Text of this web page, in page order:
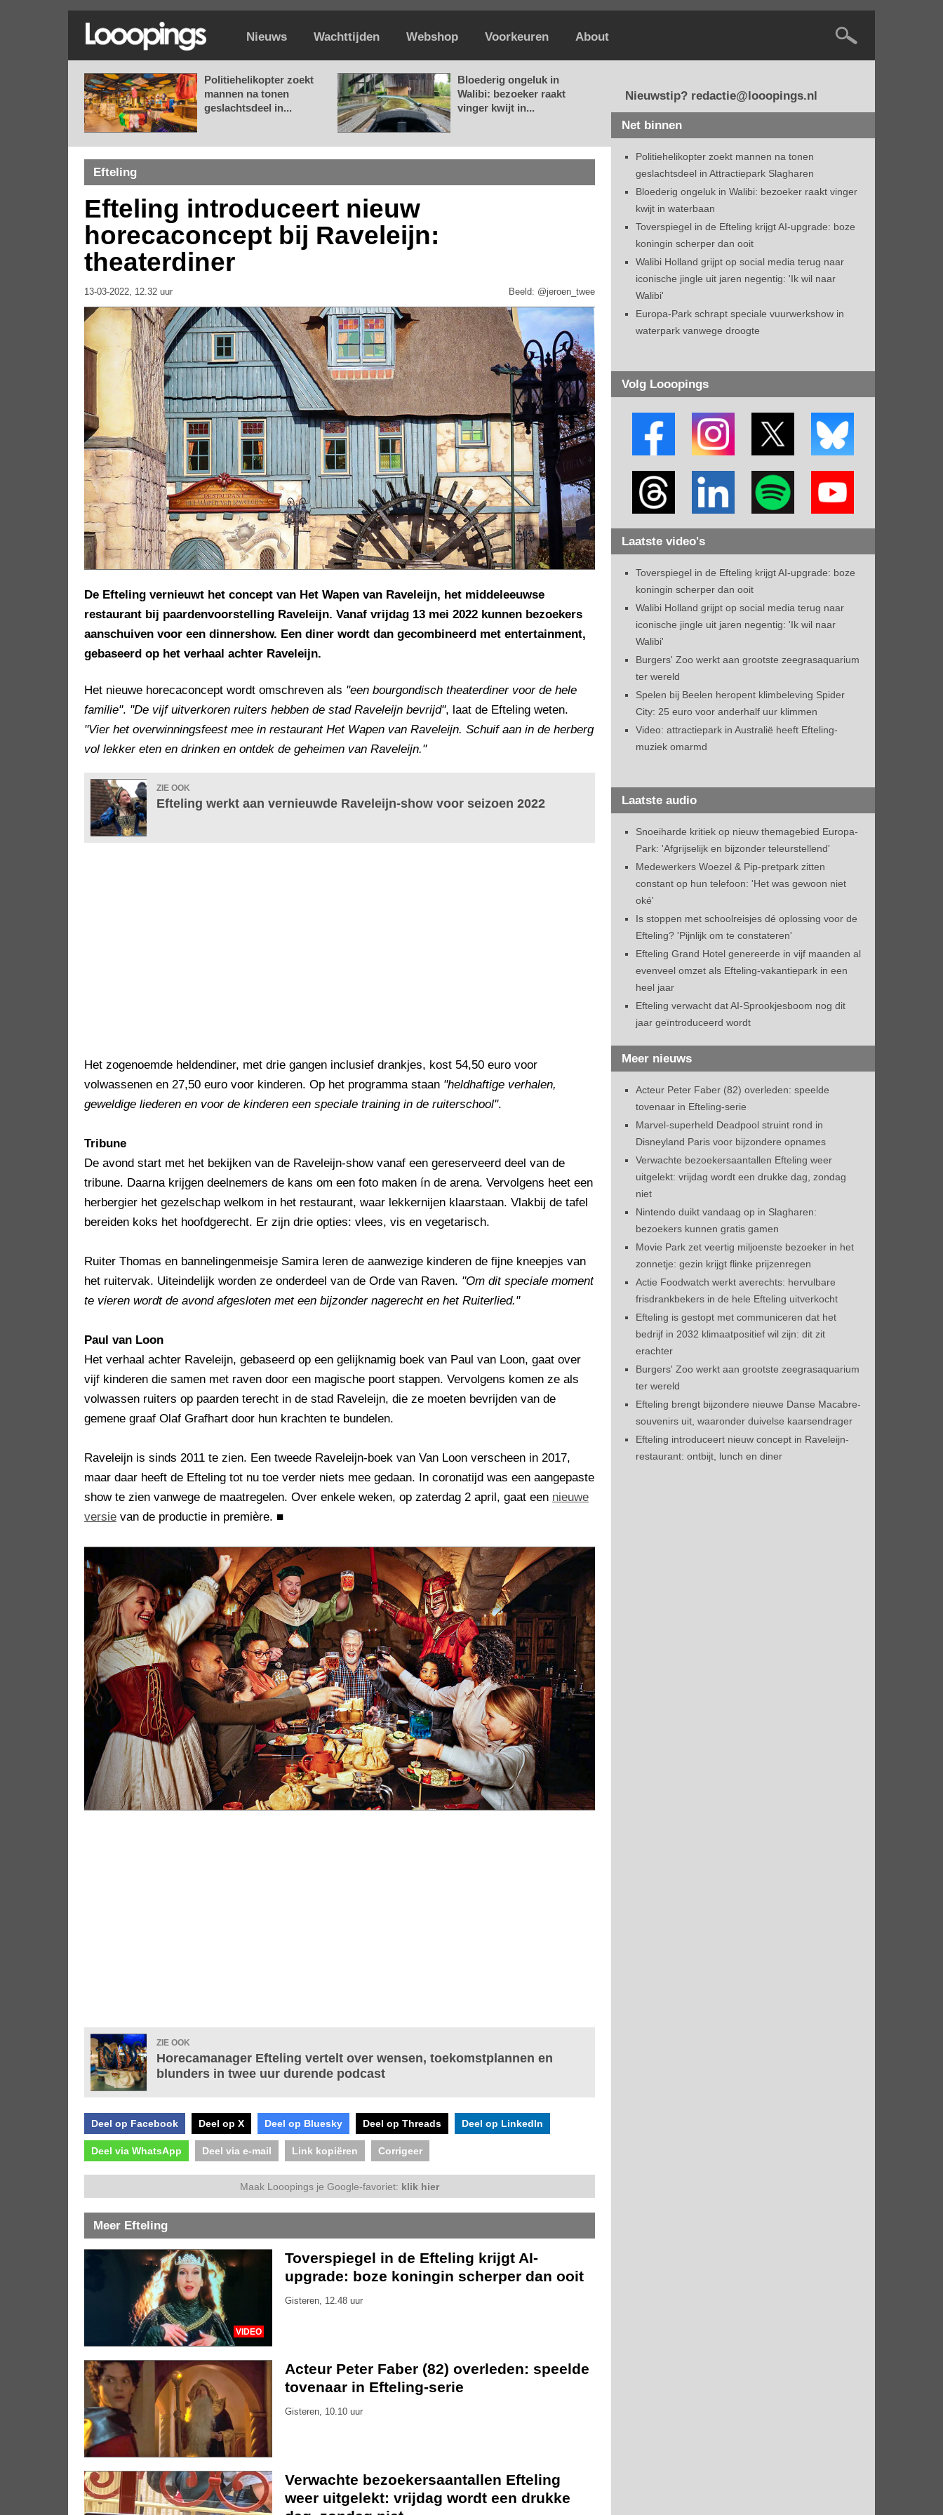
Nieuws Wachttijden Webshop Voorkeuren About
Politiehelikopter zoekt
mannen na tonen
geslachtsdeel in...
Bloederig ongeluk in
Walibi: bezoeker raakt
vinger kwijt in...
Efteling
Efteling introduceert nieuw
horecaconcept bij Raveleijn:
theaterdiner
13-03-2022, 12.32 uur Beeld: @jeroen_twee
De Efteling vernieuwt het concept van Het Wapen van Raveleijn, het middeleeuwse
restaurant bij paardenvoorstelling Raveleijn. Vanaf vrijdag 13 mei 2022 kunnen bezoekers
aanschuiven voor een dinnershow. Een diner wordt dan gecombineerd met entertainment,
gebaseerd op het verhaal achter Raveleijn.
Het nieuwe horecaconcept wordt omschreven als "een bourgondisch theaterdiner voor de hele
familie". "De vijf uitverkoren ruiters hebben de stad Raveleijn bevrijd", laat de Efteling weten.
"Vier het overwinningsfeest mee in restaurant Het Wapen van Raveleijn. Schuif aan in de herberg
vol lekker eten en drinken en ontdek de geheimen van Raveleijn."
ZIE OOK
Efteling werkt aan vernieuwde Raveleijn-show voor seizoen 2022
Het zogenoemde heldendiner, met drie gangen inclusief drankjes, kost 54,50 euro voor
volwassenen en 27,50 euro voor kinderen. Op het programma staan "heldhaftige verhalen,
geweldige liederen en voor de kinderen een speciale training in de ruiterschool".
Tribune
De avond start met het bekijken van de Raveleijn-show vanaf een gereserveerd deel van de
tribune. Daarna krijgen deelnemers de kans om een foto maken ín de arena. Vervolgens heet een
herbergier het gezelschap welkom in het restaurant, waar lekkernijen klaarstaan. Vlakbij de tafel
bereiden koks het hoofdgerecht. Er zijn drie opties: vlees, vis en vegetarisch.
Ruiter Thomas en bannelingenmeisje Samira leren de aanwezige kinderen de fijne kneepjes van
het ruitervak. Uiteindelijk worden ze onderdeel van de Orde van Raven. "Om dit speciale moment
te vieren wordt de avond afgesloten met een bijzonder nagerecht en het Ruiterlied."
Paul van Loon
Het verhaal achter Raveleijn, gebaseerd op een gelijknamig boek van Paul van Loon, gaat over
vijf kinderen die samen met raven door een magische poort stappen. Vervolgens komen ze als
volwassen ruiters op paarden terecht in de stad Raveleijn, die ze moeten bevrijden van de
gemene graaf Olaf Grafhart door hun krachten te bundelen.
Raveleijn is sinds 2011 te zien. Een tweede Raveleijn-boek van Van Loon verscheen in 2017,
maar daar heeft de Efteling tot nu toe verder niets mee gedaan. In coronatijd was een aangepaste
show te zien vanwege de maatregelen. Over enkele weken, op zaterdag 2 april, gaat een nieuwe
versie van de productie in première. ■
ZIE OOK
Horecamanager Efteling vertelt over wensen, toekomstplannen en
blunders in twee uur durende podcast
Deel op Facebook Deel op X Deel op Bluesky Deel op Threads Deel op LinkedIn
Deel via WhatsApp Deel via e-mail Link kopiëren Corrigeer
Maak Looopings je Google-favoriet: klik hier
Meer Efteling
VIDEO
Toverspiegel in de Efteling krijgt AI-
upgrade: boze koningin scherper dan ooit
Gisteren, 12.48 uur
Acteur Peter Faber (82) overleden: speelde
tovenaar in Efteling-serie
Gisteren, 10.10 uur
Verwachte bezoekersaantallen Efteling
weer uitgelekt: vrijdag wordt een drukke
Nieuwstip? redactie@looopings.nl
Net binnen
Politiehelikopter zoekt mannen na tonen
geslachtsdeel in Attractiepark Slagharen
Bloederig ongeluk in Walibi: bezoeker raakt vinger
kwijt in waterbaan
Toverspiegel in de Efteling krijgt AI-upgrade: boze
koningin scherper dan ooit
Walibi Holland grijpt op social media terug naar
iconische jingle uit jaren negentig: 'Ik wil naar
Walibi'
Europa-Park schrapt speciale vuurwerkshow in
waterpark vanwege droogte
Volg Looopings
Laatste video's
Toverspiegel in de Efteling krijgt AI-upgrade: boze
koningin scherper dan ooit
Walibi Holland grijpt op social media terug naar
iconische jingle uit jaren negentig: 'Ik wil naar
Walibi'
Burgers' Zoo werkt aan grootste zeegrasaquarium
ter wereld
Spelen bij Beelen heropent klimbeleving Spider
City: 25 euro voor anderhalf uur klimmen
Video: attractiepark in Australië heeft Efteling-
muziek omarmd
Laatste audio
Snoeiharde kritiek op nieuw themagebied Europa-
Park: 'Afgrijselijk en bijzonder teleurstellend'
Medewerkers Woezel & Pip-pretpark zitten
constant op hun telefoon: 'Het was gewoon niet
oké'
Is stoppen met schoolreisjes dé oplossing voor de
Efteling? 'Pijnlijk om te constateren'
Efteling Grand Hotel genereerde in vijf maanden al
evenveel omzet als Efteling-vakantiepark in een
heel jaar
Efteling verwacht dat AI-Sprookjesboom nog dit
jaar geïntroduceerd wordt
Meer nieuws
Acteur Peter Faber (82) overleden: speelde
tovenaar in Efteling-serie
Marvel-superheld Deadpool struint rond in
Disneyland Paris voor bijzondere opnames
Verwachte bezoekersaantallen Efteling weer
uitgelekt: vrijdag wordt een drukke dag, zondag
niet
Nintendo duikt vandaag op in Slagharen:
bezoekers kunnen gratis gamen
Movie Park zet veertig miljoenste bezoeker in het
zonnetje: gezin krijgt flinke prijzenregen
Actie Foodwatch werkt averechts: hervulbare
frisdrankbekers in de hele Efteling uitverkocht
Efteling is gestopt met communiceren dat het
bedrijf in 2032 klimaatpositief wil zijn: dit zit
erachter
Burgers' Zoo werkt aan grootste zeegrasaquarium
ter wereld
Efteling brengt bijzondere nieuwe Danse Macabre-
souvenirs uit, waaronder duivelse kaarsendrager
Efteling introduceert nieuw concept in Raveleijn-
restaurant: ontbijt, lunch en diner